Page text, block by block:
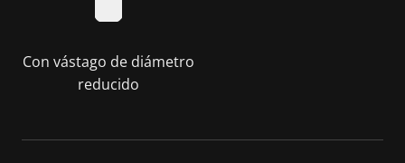
Con vástago de diámetro
reducido